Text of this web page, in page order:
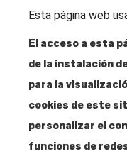
Acceso zona
Dirección
Santa Isabel, 52
28012 Madrid
Esta página web
El acceso a esta
de la instalación
para la
cookies de este
personalizar el
funciones de